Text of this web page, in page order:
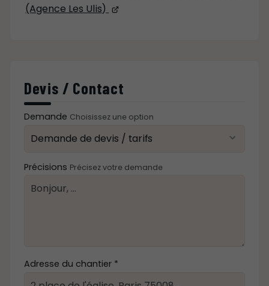
(Agence Les Ulis)
Devis / Contact
Demande Choisissez une option
Précisions Précisez votre demande
Adresse du chantier *